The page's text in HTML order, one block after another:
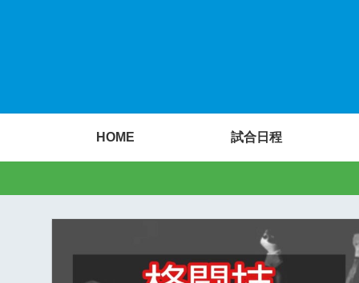
HOME 試合日程